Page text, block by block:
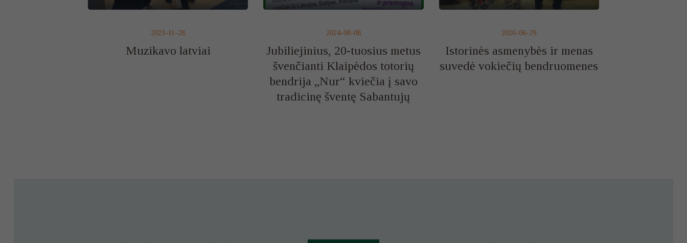
2023-11-28
Muzikavo latviai
2024-08-08
Jubiliejinius, 20-tuosius metus
švenčianti Klaipėdos totorių
bendrija „Nur“ kviečia į savo
tradicinę šventę Sabantujų
2026-06-29
Istorinės asmenybės ir menas
suvedė vokiečių bendruomenes